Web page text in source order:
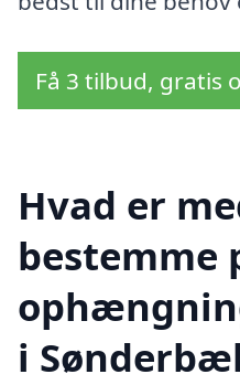
Få 3 tilbud, gratis
Hvad er
bestemme
i